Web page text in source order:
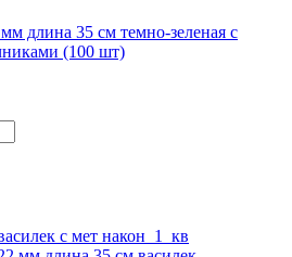
длина 35 см темно-зеленая с
(100 шт)